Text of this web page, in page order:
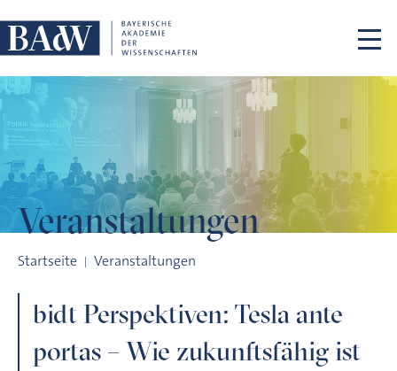
Veranstaltungen
Startseite Veranstaltungen
bidt Perspektiven: Tesla ante
portas – Wie zukunftsfähig ist